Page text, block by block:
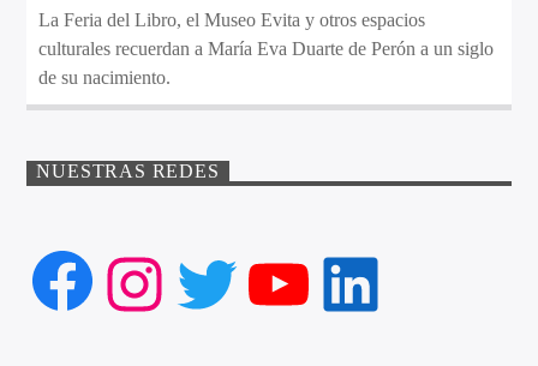
La Feria del Libro, el Museo Evita y otros espacios
culturales recuerdan a María Eva Duarte de Perón a un siglo
de su nacimiento.
NUESTRAS REDES
Facebook
Instagram
Twitter
YouTube
LinkedIn